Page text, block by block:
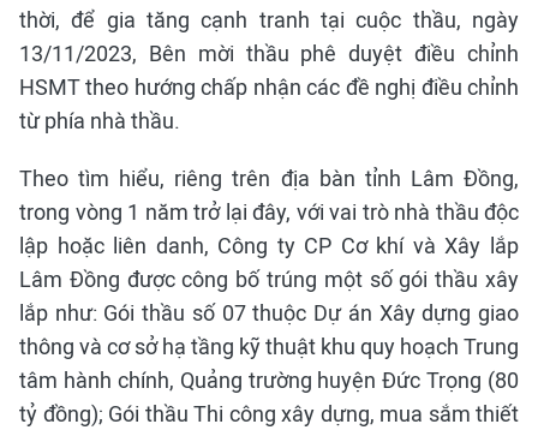
thời, để gia tăng cạnh tranh tại cuộc thầu, ngày
13/11/2023, Bên mời thầu phê duyệt điều chỉnh
HSMT theo hướng chấp nhận các đề nghị điều chỉnh
từ phía nhà thầu.
Theo tìm hiểu, riêng trên địa bàn tỉnh Lâm Đồng,
trong vòng 1 năm trở lại đây, với vai trò nhà thầu độc
lập hoặc liên danh, Công ty CP Cơ khí và Xây lắp
Lâm Đồng được công bố trúng một số gói thầu xây
lắp như: Gói thầu số 07 thuộc Dự án Xây dựng giao
thông và cơ sở hạ tầng kỹ thuật khu quy hoạch Trung
tâm hành chính, Quảng trường huyện Đức Trọng (80
tỷ đồng); Gói thầu Thi công xây dựng, mua sắm thiết